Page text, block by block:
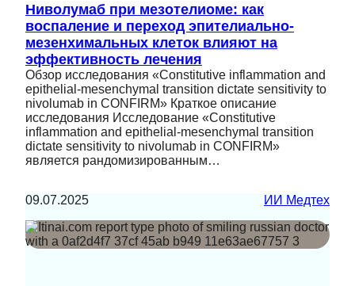
Ниволумаб при мезотелиоме: как
воспаление и переход эпителиально-
мезенхимальных клеток влияют на
эффективность лечения
Обзор исследования «Constitutive inflammation and
epithelial-mesenchymal transition dictate sensitivity to
nivolumab in CONFIRM» Краткое описание
исследования Исследование «Constitutive
inflammation and epithelial-mesenchymal transition
dictate sensitivity to nivolumab in CONFIRM»
является рандомизированным…
09.07.2025 ИИ Медтех